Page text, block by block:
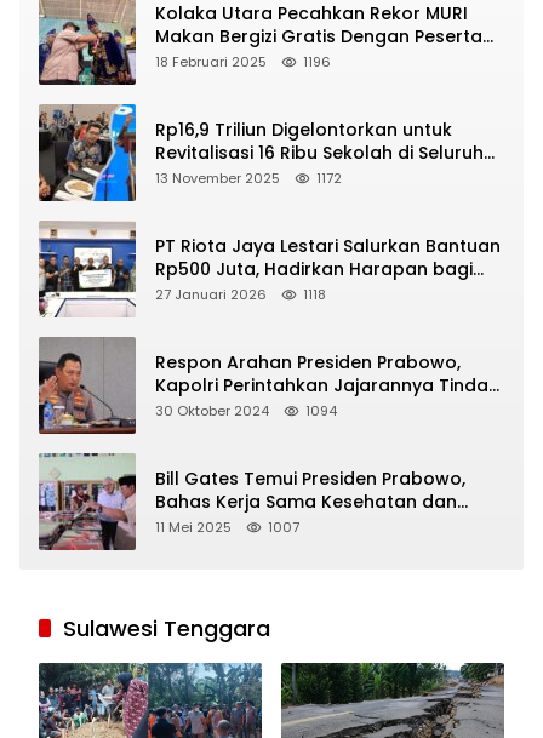
Kolaka Utara Pecahkan Rekor MURI
Makan Bergizi Gratis Dengan Peserta
Terbanyak
18 Februari 2025 1196
Rp16,9 Triliun Digelontorkan untuk
Revitalisasi 16 Ribu Sekolah di Seluruh
Indonesia
13 November 2025 1172
PT Riota Jaya Lestari Salurkan Bantuan
Rp500 Juta, Hadirkan Harapan bagi
Korban Bencana di Sumatera
27 Januari 2026 1118
Respon Arahan Presiden Prabowo,
Kapolri Perintahkan Jajarannya Tindak
Tegas Pelaku Judi Online
30 Oktober 2024 1094
Bill Gates Temui Presiden Prabowo,
Bahas Kerja Sama Kesehatan dan
Program Makan Bergizi Gratis
11 Mei 2025 1007
Sulawesi Tenggara